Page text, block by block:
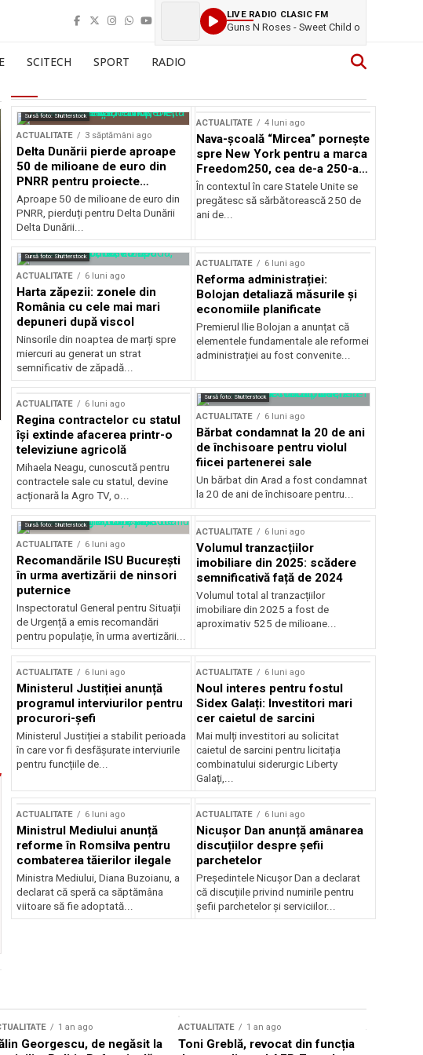
LIVE RADIO CLASIC FM
Guns N Roses - Sweet Child o
SCITECH SPORT RADIO
Sursă foto: Shutterstock
ACTUALITATE 3 săptămâni ago
Delta Dunării pierde aproape
50 de milioane de euro din
PNRR pentru proiecte
esențiale
Aproape 50 de milioane de euro din
PNRR, pierduți pentru Delta Dunării
Delta Dunării...
ACTUALITATE 4 luni ago
Nava-școală “Mircea” pornește
spre New York pentru a marca
Freedom250, cea de-a 250-a
aniversare a Statelor Unite
În contextul în care Statele Unite se
pregătesc să sărbătorească 250 de
ani de...
Sursă foto: Shutterstock
ACTUALITATE 6 luni ago
Harta zăpezii: zonele din
România cu cele mai mari
depuneri după viscol
Ninsorile din noaptea de marți spre
miercuri au generat un strat
semnificativ de zăpadă...
ACTUALITATE 6 luni ago
Reforma administrației:
Bolojan detaliază măsurile și
economiile planificate
Premierul Ilie Bolojan a anunțat că
elementele fundamentale ale reformei
administrației au fost convenite...
ACTUALITATE 6 luni ago
Regina contractelor cu statul
își extinde afacerea printr-o
televiziune agricolă
Mihaela Neagu, cunoscută pentru
contractele sale cu statul, devine
acționară la Agro TV, o...
Sursă foto: Shutterstock
ACTUALITATE 6 luni ago
Bărbat condamnat la 20 de ani
de închisoare pentru violul
fiicei partenerei sale
Un bărbat din Arad a fost condamnat
la 20 de ani de închisoare pentru...
Sursă foto: Shutterstock
ACTUALITATE 6 luni ago
Recomandările ISU București
în urma avertizării de ninsori
puternice
Inspectoratul General pentru Situații
de Urgență a emis recomandări
pentru populație, în urma avertizării...
ACTUALITATE 6 luni ago
Volumul tranzacțiilor
imobiliare din 2025: scădere
semnificativă față de 2024
Volumul total al tranzacțiilor
imobiliare din 2025 a fost de
aproximativ 525 de milioane...
ACTUALITATE 6 luni ago
Ministerul Justiției anunță
programul interviurilor pentru
procurori-șefi
Ministerul Justiției a stabilit perioada
în care vor fi desfășurate interviurile
pentru funcțiile de...
ACTUALITATE 6 luni ago
Noul interes pentru fostul
Sidex Galați: Investitori mari
cer caietul de sarcini
Mai mulți investitori au solicitat
caietul de sarcini pentru licitația
combinatului siderurgic Liberty
Galați,...
ACTUALITATE 6 luni ago
Ministrul Mediului anunță
reforme în Romsilva pentru
combaterea tăierilor ilegale
Ministra Mediului, Diana Buzoianu, a
declarat că speră ca săptămâna
viitoare să fie adoptată...
ACTUALITATE 6 luni ago
Nicușor Dan anunță amânarea
discuțiilor despre șefii
parchetelor
Președintele Nicușor Dan a declarat
că discuțiile privind numirile pentru
șefii parchetelor și serviciilor...
1 an ago
Georgescu, de negăsit la
ACTUALITATE 1 an ago
Toni Greblă, revocat din funcția